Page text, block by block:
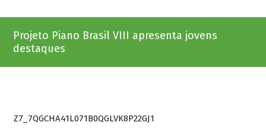
Projeto Piano Brasil VIII apresenta jovens
destaques
Z7_7QGCHA41L071B0QGLVK8P22GJ1